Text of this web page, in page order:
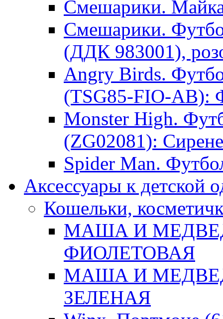
Смешарики.
Смешарики.
(ДДК 983001),
Angry Birds.
(TSG85-FIO-AB):
Monster High.
(ZG02081):
Spider Man.
Аксессуары к детской
Кошельки,
МАША И МЕДВЕДЬ
ФИОЛЕТОВАЯ
МАША И МЕДВЕДЬ
ЗЕЛЕНАЯ